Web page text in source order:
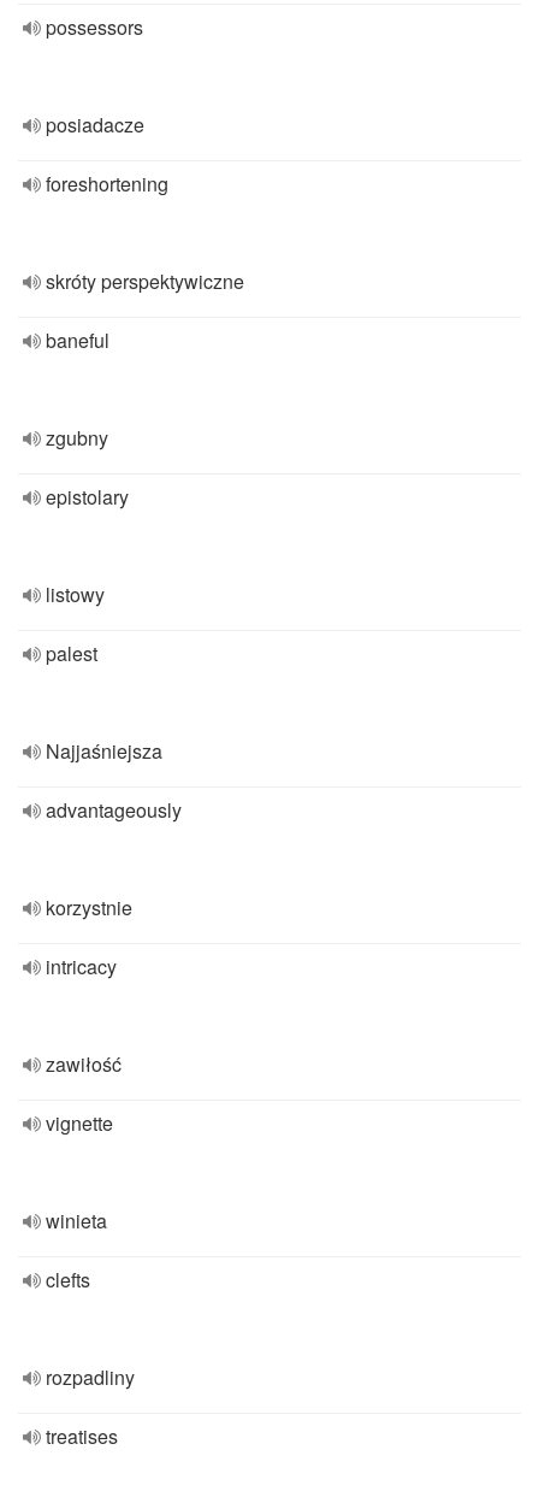
possessors
posiadacze
foreshortening
skróty perspektywiczne
baneful
zgubny
epistolary
listowy
palest
Najjaśniejsza
advantageously
korzystnie
intricacy
zawiłość
vignette
winieta
clefts
rozpadliny
treatises